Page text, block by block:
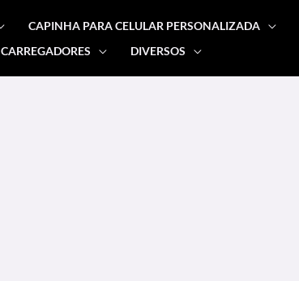
CAPINHA PARA CELULAR PERSONALIZADA
CARREGADORES DIVERSOS